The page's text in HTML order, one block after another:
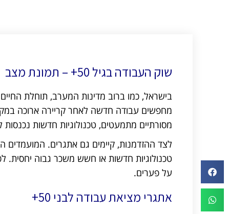
שוק העבודה בגיל 50+ – תמונת מצב
מחפשים עבודה חדשה לאחר קריירה ארוכה
מסורתיים מתמעטים, טכנולוגיות חדשות
לצד ההזדמנות, קיימים גם אתגרים. המועמדים
טכנולוגיות חדשות או חשש משכר גבוה יחסית.
על פערים.
אתגרי מציאת עבודה לבני 50+